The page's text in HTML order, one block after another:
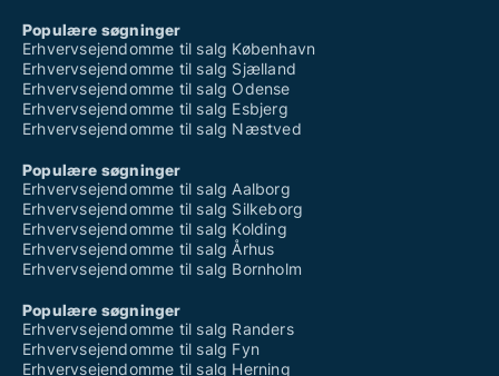
Populære søgninger
Erhvervsejendomme til salg København
Erhvervsejendomme til salg Sjælland
Erhvervsejendomme til salg Odense
Erhvervsejendomme til salg Esbjerg
Erhvervsejendomme til salg Næstved
Populære søgninger
Erhvervsejendomme til salg Aalborg
Erhvervsejendomme til salg Silkeborg
Erhvervsejendomme til salg Kolding
Erhvervsejendomme til salg Århus
Erhvervsejendomme til salg Bornholm
Populære søgninger
Erhvervsejendomme til salg Randers
Erhvervsejendomme til salg Fyn
Erhvervsejendomme til salg Herning